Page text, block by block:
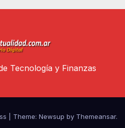
Tecnología y Finanzas
Theme: Newsup by Themeansar.